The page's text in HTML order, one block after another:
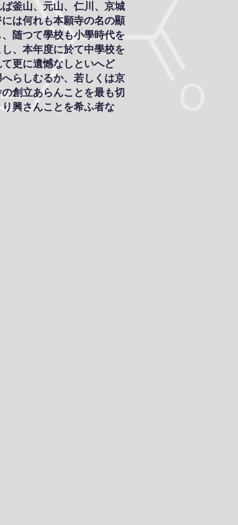
釜山、元山、仁川、京城
は何れも本願寺の名の顯
随つて學校も小學時代を
、本年度に於て中學校を
更に遺憾なしといへど
らしむるか、若しくは京
創立あらんことを最も切
興さんことを希ふ者な